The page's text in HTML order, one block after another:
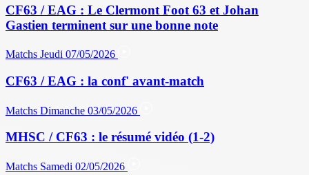
CF63 / EAG : Le Clermont Foot 63 et Johan
Gastien terminent sur une bonne note
Matchs Jeudi 07/05/2026
CF63 / EAG : la conf' avant-match
Matchs Dimanche 03/05/2026
MHSC / CF63 : le résumé vidéo (1-2)
Matchs Samedi 02/05/2026